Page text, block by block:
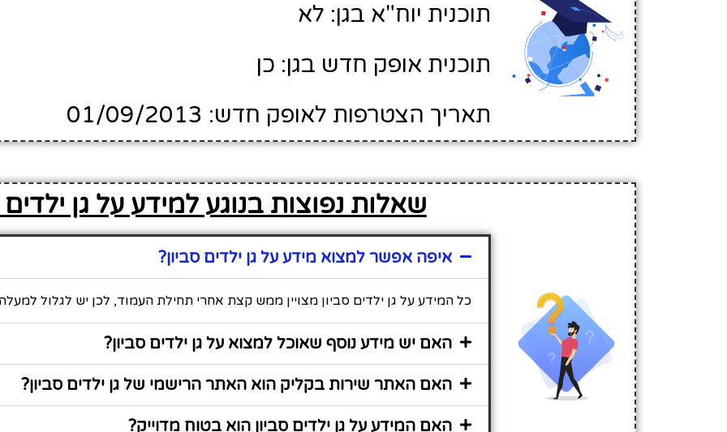
תוכנית יוח"א בגן: לא
תוכנית אופק חדש בגן: כן
תאריך הצטרפות לאופק חדש: 01/09/2013
שאלות נפוצות בנוגע למידע על גן ילדים
איפה אפשר למצוא מידע על גן ילדים סביון?
כל המידע על גן ילדים סביון מצויין ממש קצת אחרי תחילת העמוד, לכן יש לגלול
האם יש מידע נוסף שאוכל למצוא על גן ילדים סביון?
האם האתר שירות בקליק הוא האתר הרישמי של גן ילדים סביון?
האם המידע על גן ילדים סביון הוא בטוח מדוייק?